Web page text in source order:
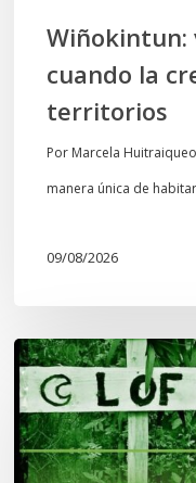
cuando la
territorios
Por Marcela
manera única de
09/08/2026
Lof
Winkül
Küsra
convoca